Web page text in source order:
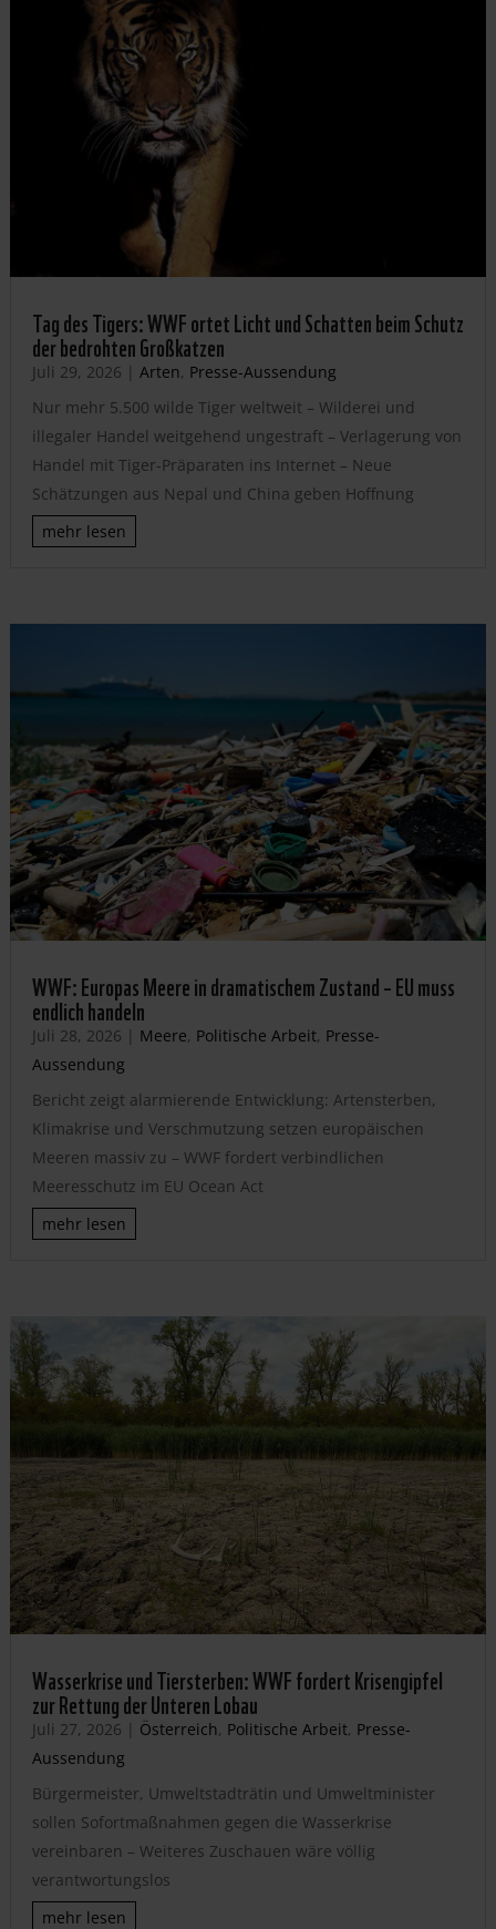
Tag des Tigers: WWF ortet Licht und Schatten beim Schutz
der bedrohten Großkatzen
Juli 29, 2026 | Arten, Presse-Aussendung
Nur mehr 5.500 wilde Tiger weltweit – Wilderei und
illegaler Handel weitgehend ungestraft – Verlagerung von
Handel mit Tiger-Präparaten ins Internet – Neue
Schätzungen aus Nepal und China geben Hoffnung
mehr lesen
WWF: Europas Meere in dramatischem Zustand – EU muss
endlich handeln
Juli 28, 2026 | Meere, Politische Arbeit, Presse-
Aussendung
Bericht zeigt alarmierende Entwicklung: Artensterben,
Klimakrise und Verschmutzung setzen europäischen
Meeren massiv zu – WWF fordert verbindlichen
Meeresschutz im EU Ocean Act
mehr lesen
Wasserkrise und Tiersterben: WWF fordert Krisengipfel
zur Rettung der Unteren Lobau
Juli 27, 2026 | Österreich, Politische Arbeit, Presse-
Aussendung
Bürgermeister, Umweltstadträtin und Umweltminister
sollen Sofortmaßnahmen gegen die Wasserkrise
vereinbaren – Weiteres Zuschauen wäre völlig
verantwortungslos
mehr lesen